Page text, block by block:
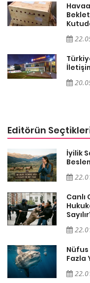
Editörün
İyilik
Canlı
Nüfus
Fazla